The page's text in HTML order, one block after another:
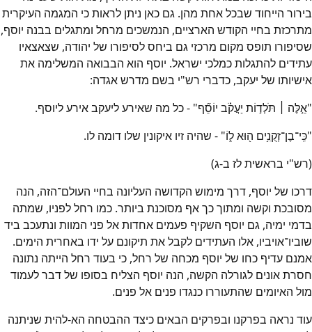
בירור הייחוד שבכל אחת מהן. גם כאן ניתן לראות כי המגמה העיקרית
מתרכזת בחיי הקודש הארציים, הנמשכים מרחל ומתגלים בבנה יוסף,
שסיפורו תופס מקום מרכזי גם ביחס לסיפורו של יהודה, שצאצאיו
עתידים להתגלות כמלכי ישראל. יוסף הוא הבבואה המשלימה את
אישיותו של יעקב, כדברי רש"י בשם מדרש אגדה:
"אֵ֣לֶּה ׀ תֹּלְד֣וֹת יַעֲקֹ֗ב יוֹסֵ֞ף" - כל מה שאירע ליעקב אירע ליוסף.
"כִּֽי־בֶן־זְקֻנִ֥ים ה֖וּא ל֑וֹ" - שהיה זיו איקונין שלו דומה לו.
(רש"י בראשית לז ב-ג)
דרכו של יוסף, דרך מימוש הקדושה העליונה בחיי העולם־הזה, הנה
מסובכת וקשה ומתוך כך אף מסוכנת ביותר. כמו רחל לפניו, שמתה
בדמי ימיה, גם יוסף השקיף פעמים אחדות אל פני המוות ונתעכב ביד
שוביו־אויביו, אלו העתידים לקבל את תיקונם על ידו באחרית הימים.
אמנם עדיף כחו של יוסף מכחה של רחל, כי בעוד רחל הייתה נתונה
חסרת אונים לגורלה הקשה, הנה יוסף הצליח בסופו של דבר לעמוד
מול האיומים שהתעוררו כנגדו פנים אל פנים.
עוד נראה בפרקנו ובפרקים הבאים כיצד ההבטחה הא-להית שניתנה